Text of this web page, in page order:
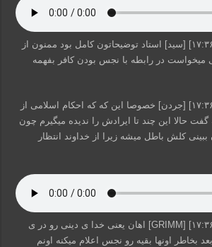
صراط حق, [۲۲.۱۰.۱۶ ۱۷:۳۶] [سید] استاد توضیحاتون کامل بود ممنون از
در رابطه با نجس بودن کافر بفهمه
صراط حق, [۲۲.۱۰.۱۶ ۱۷:۳۶] [جردن] خصوصا این که که احکام اسلامی از
حالا این چند تا ایرادش را ندیده میگیرم چون
کلش باطل میشه زیرا از خداوند انتظار
صراط حق, [۲۲.۱۰.۱۶ ۱۷:۳۶] [GRIMM] اهان یعنی خدا ی دینی رو در ی
بخاطر اونها بقیه رو نجس اعلام میکنه اونم